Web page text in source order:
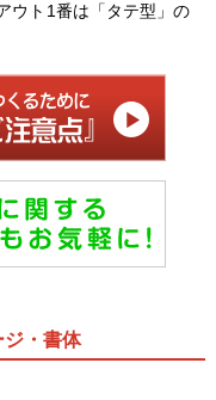
ウト1番は「タテ型」の
ジ・書体